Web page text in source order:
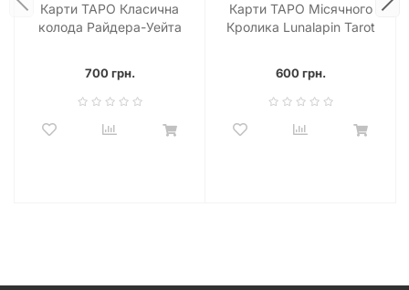
Карти ТАРО Класична
колода Райдера-Уейта
700 грн.
Карти ТАРО Місячного
Кролика Lunalapin Tarot
600 грн.